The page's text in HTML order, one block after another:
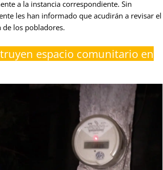
a la instancia correspondiente. Sin
les han informado que acudirán a revisar el
los pobladores.
espacio comunitario en